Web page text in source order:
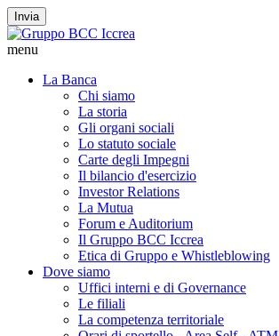
Invia
menu
La Banca
Chi siamo
La storia
Gli organi sociali
Lo statuto sociale
Carte degli Impegni
Il bilancio d'esercizio
Investor Relations
La Mutua
Forum e Auditorium
Il Gruppo BCC Iccrea
Etica di Gruppo e Whistleblowing
Dove siamo
Uffici interni e di Governance
Le filiali
La competenza territoriale